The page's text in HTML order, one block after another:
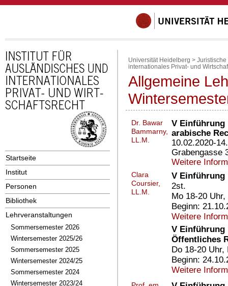
Startseite
Institut
Personen
Bibliothek
Lehrveranstaltungen
Sommersemester 2026
Wintersemester 2025/26
Sommersemester 2025
Wintersemester 2024/25
Sommersemester 2024
Wintersemester 2023/24
Universität Heidelberg > Juristische
internationales Privat- und
Allgemeine
Dr. Bawar
Bammarny,
LL.M.
V Einführung
arabische
10.02.2020-
Grabengasse
Weitere
Clara
Coursier,
LL.M.
V Einführung
2st.
Mo 18-20
Beginn:
Weitere
V Einführung
Öffentliches
Do 18-20 Uhr,
Beginn:
Weitere